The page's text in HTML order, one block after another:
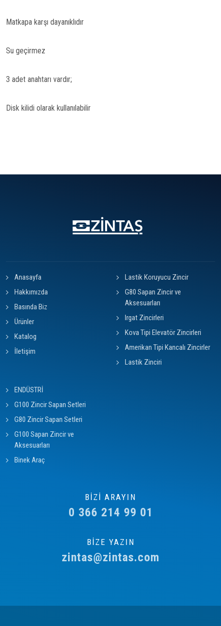
Matkapa karşı dayanıklıdır
Su geçirmez
3 adet anahtarı vardır;
Disk kilidi olarak kullanılabilir
Anasayfa
Hakkımızda
Basında Biz
Ürünler
Katalog
İletişim
Lastik Koruyucu Zincir
G80 Sapan Zincir ve
Aksesuarları
Irgat Zincirleri
Kova Tipi Elevatör Zincirleri
Amerikan Tipi Kancalı Zincirler
Lastik Zinciri
ENDÜSTRİ
G100 Zincir Sapan Setleri
G80 Zincir Sapan Setleri
G100 Sapan Zincir ve
Aksesuarları
Binek Araç
BİZİ ARAYIN
0 366 214 99 01
BİZE YAZIN
zintas@zintas.com